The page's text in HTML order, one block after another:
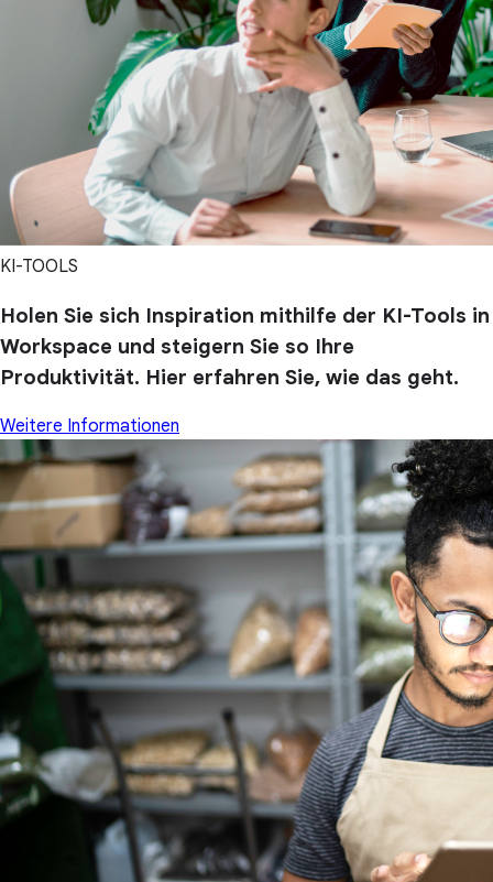
KI-TOOLS
Holen Sie sich Inspiration mithilfe der KI-Tools in
Workspace und steigern Sie so Ihre
Produktivität. Hier erfahren Sie, wie das geht.
Weitere Informationen